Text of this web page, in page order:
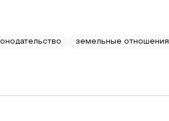
земельные отношения